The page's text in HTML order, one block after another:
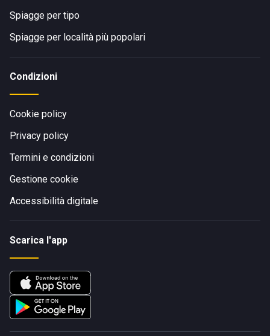
Spiagge per tipo
Spiagge per località più popolari
Condizioni
Cookie policy
Privacy policy
Termini e condizioni
Gestione cookie
Accessibilità digitale
Scarica l'app